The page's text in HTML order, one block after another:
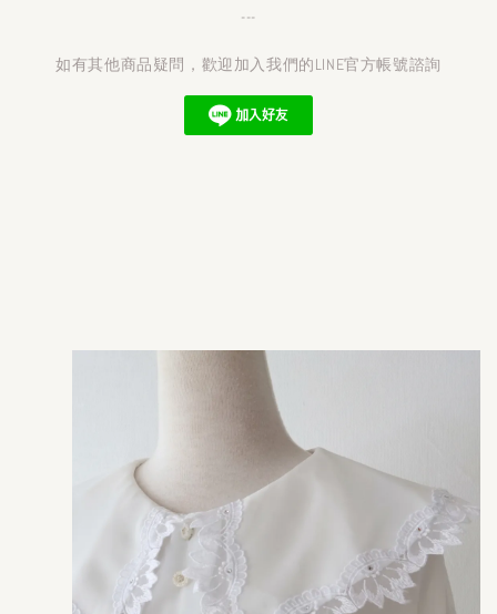
---
如有其他商品疑問，歡迎加入我們的LINE官方帳號諮詢